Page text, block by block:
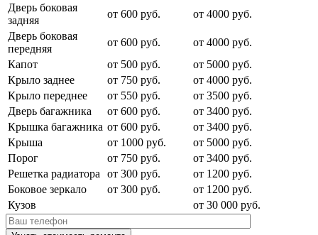
Дверь боковая
задняя
от 600 руб.
от 4000 руб.
Дверь боковая
передняя
от 600 руб.
от 4000 руб.
Капот
от 500 руб.
от 5000 руб.
Крыло заднее
от 750 руб.
от 4000 руб.
Крыло переднее
от 550 руб.
от 3500 руб.
Дверь багажника
от 600 руб.
от 3400 руб.
Крышка багажника от 600 руб.
от 3400 руб.
Крыша
от 1000 руб.
от 5000 руб.
Порог
от 750 руб.
от 3400 руб.
Решетка радиатора
от 300 руб.
от 1200 руб.
Боковое зеркало
от 300 руб.
от 1200 руб.
Кузов
от 30 000 руб.